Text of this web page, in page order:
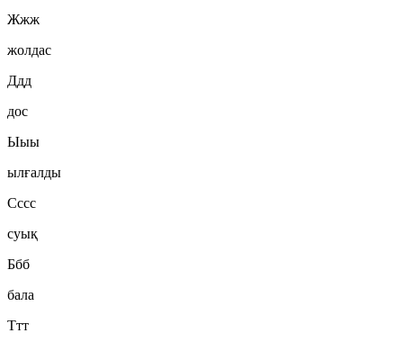
Жжж
жолдас
Ддд
дос
Ыыы
ылғалды
Сссс
суық
Ббб
бала
Ттт